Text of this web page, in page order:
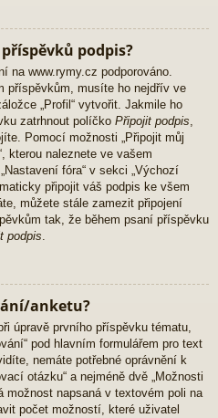
podpis?
na www.rymy.cz podporováno.
příspěvkům, musíte ho nejdřív ve
„Profil“ vytvořit. Jakmile ho
zatrhnout políčko Připojit podpis
Pomocí možnosti „Připojit můj
kterou naleznete ve vašem
fóra“ v sekci „Výchozí
připojit váš podpis ke všem
můžete stále zamezit připojení
tak, že během psaní příspěvku
podpis
anketu?
úpravě prvního příspěvku tématu,
pod hlavním formulářem pro text
nemáte potřebné oprávnění k
otázku“ a nejméně dvě „Možnosti
možnost napsaná v textovém poli na
počet možností, které uživatel